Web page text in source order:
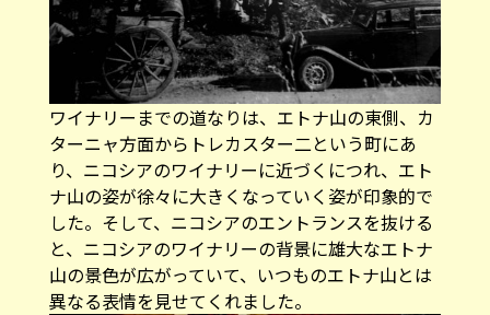
ワイナリーまでの道なりは、エトナ山の東側、カ
ターニャ方面からトレカスター二という町にあ
り、ニコシアのワイナリーに近づくにつれ、エト
ナ山の姿が徐々に大きくなっていく姿が印象的で
した。そして、ニコシアのエントランスを抜ける
と、ニコシアのワイナリーの背景に雄大なエトナ
山の景色が広がっていて、いつものエトナ山とは
異なる表情を見せてくれました。